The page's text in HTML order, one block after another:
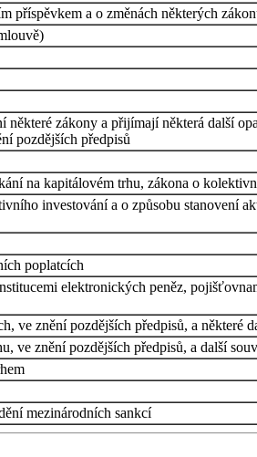
a o změnách některých
zákony a přijímají některá další
pozdějších předpisů
na kapitálovém trhu, zákona o
investování a o způsobu stanovení
poplatcích
elektronických peněz,
ve znění pozdějších předpisů, a některé
ve znění pozdějších předpisů, a další
mezinárodních sankcí